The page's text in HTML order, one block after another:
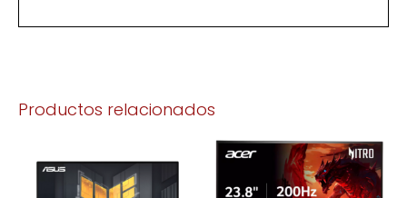
Productos relacionados